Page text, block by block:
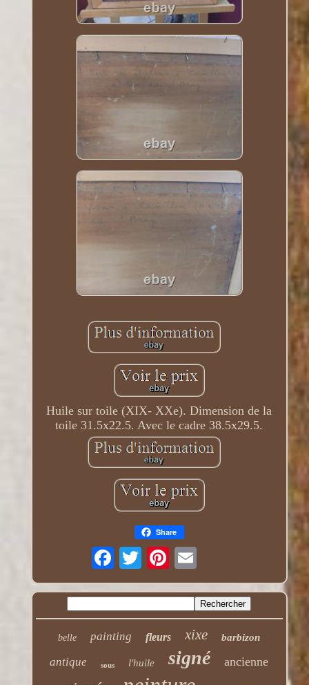
Huile sur toile (XIX- XXe). Dimension de la
toile 31.5x22.5. Avec le cadre 38.5x29.5.
Share
belle painting fleurs xixe barbizon
antique sous l'huile signé ancienne